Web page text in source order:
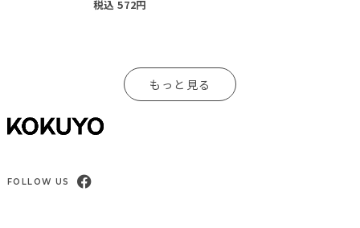
税込 572円
もっと見る
FOLLOW US